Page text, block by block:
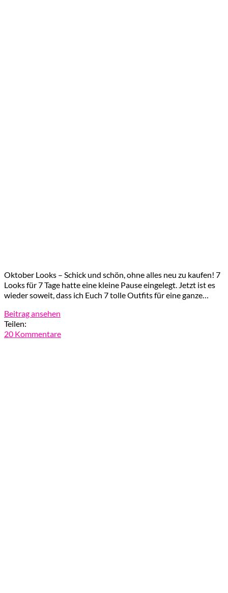
Oktober Looks – Schick und schön, ohne alles neu zu kaufen! 7
Looks für 7 Tage hatte eine kleine Pause eingelegt. Jetzt ist es
wieder soweit, dass ich Euch 7 tolle Outfits für eine ganze…
Beitrag ansehen
Teilen:
20 Kommentare